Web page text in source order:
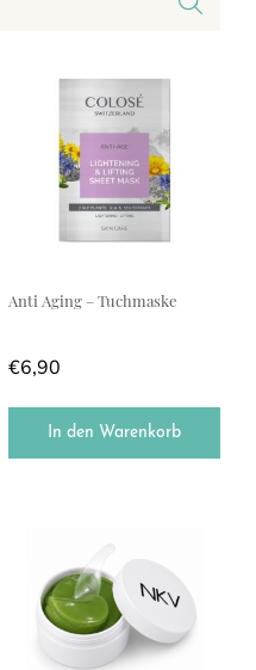
Anti Aging – Tuchmaske
€6,90
In den Warenkorb